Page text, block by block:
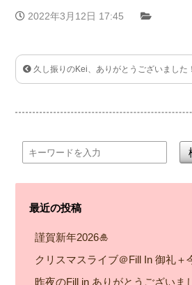
2022年3月12日 17:45
久し振りのKei、ありがとうございました！
最近の投稿
謹賀新年2026🎍
クリスマスライブ＠Fill In 御礼＋
昨夜のFill in ありがとうございま